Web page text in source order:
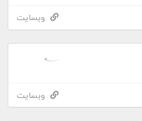
وبسایت
وبسایت